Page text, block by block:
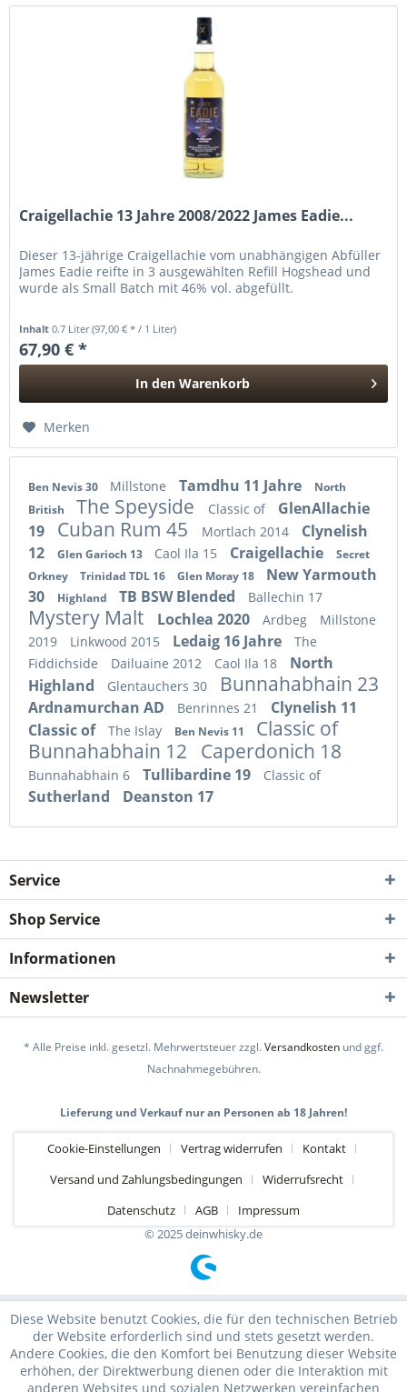
Craigellachie 13 Jahre 2008/2022 James Eadie...
Dieser 13-jährige Craigellachie vom unabhängigen Abfüller
James Eadie reifte in 3 ausgewählten Refill Hogshead und
wurde als Small Batch mit 46% vol. abgefüllt.
Inhalt0.7 Liter(97,00 € * / 1 Liter)
67,90 € *
In den Warenkorb
Merken
Ben Nevis 30 Millstone Tamdhu 11 Jahre
North
British
The Speyside Classic of
GlenAllachie
19
Cuban Rum 45 Mortlach 2014
Clynelish
12
Glen Garioch 13 Caol Ila 15 Craigellachie
Secret
Orkney
Trinidad TDL 16 Glen Moray 18
New Yarmouth
30
Highland TB BSW Blended Ballechin 17
Mystery Malt Lochlea 2020 Ardbeg
Millstone
2019
Linkwood 2015 Ledaig 16 Jahre
The
Fiddichside
Dailuaine 2012 Caol Ila 18
North
Highland
Glentauchers 30 Bunnahabhain 23
Ardnamurchan AD Benrinnes 21
Clynelish 11
Classic of
The Islay Ben Nevis 11
Classic of
Bunnahabhain 12
Caperdonich 18
Bunnahabhain 6 Tullibardine 19 Classic of
Sutherland Deanston 17
Service
Shop Service
Informationen
Newsletter
* Alle Preise inkl. gesetzl. Mehrwertsteuer zzgl.Versandkosten und ggf.
Nachnahmegebühren.
Lieferung und Verkauf nur an Personen ab 18 Jahren!
Cookie-Einstellungen Vertrag widerrufen
Kontakt
Versand und Zahlungsbedingungen
Widerrufsrecht
Datenschutz
AGB
Impressum
© 2025 deinwhisky.de
Diese Website benutzt Cookies, die für den technischen Betrieb
der Website erforderlich sind und stets gesetzt werden.
Andere Cookies, die den Komfort bei Benutzung dieser Website
erhöhen, der Direktwerbung dienen oder die Interaktion mit
anderen Websites und sozialen Netzwerken vereinfachen